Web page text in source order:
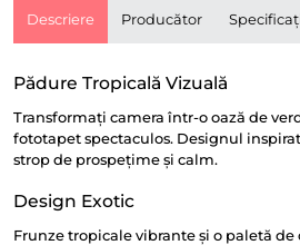
Descriere Producător
Pădure Tropicală Vizuală
Transformați camera într-o oază de
fototapet spectaculos. Designul
strop de prospețime și calm.
Design Exotic
Frunze tropicale vibrante și o paletă de